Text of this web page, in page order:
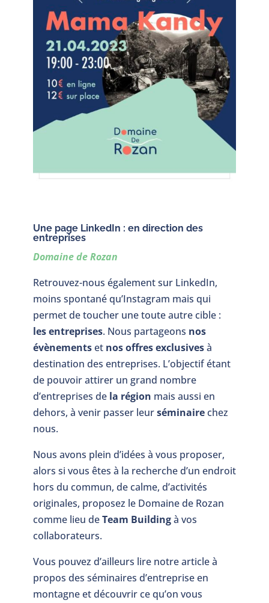
Une page LinkedIn : en direction des
entreprises
Domaine de Rozan
Retrouvez-nous également sur LinkedIn,
moins spontané qu’Instagram mais qui
permet de toucher une toute autre cible :
les entreprises. Nous partageons nos
évènementset nos offres exclusivesà
destination des entreprises. L’objectif étant
de pouvoir attirer un grand nombre
d’entreprises de la région mais aussi en
dehors, à venir passer leurséminairechez
nous.
Nous avons plein d’idées à vous proposer,
alors si vous êtes à la recherche d’un endroit
hors du commun, de calme, d’activités
originales, proposez le Domaine de Rozan
comme lieu deTeam Buildingà vos
collaborateurs.
Vous pouvez d’ailleurs lire notre article à
propos des séminaires d’entreprise en
montagne et découvrir ce qu’on vous